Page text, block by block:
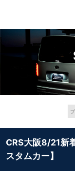
CRS大阪8/21新
スタムカー】